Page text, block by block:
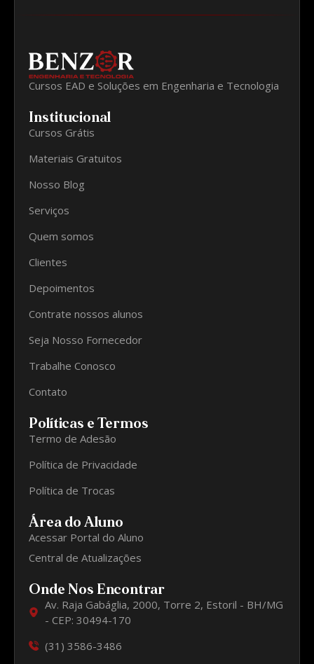
Cursos EAD e Soluções em Engenharia e Tecnologia
Institucional
Cursos Grátis
Materiais Gratuitos
Nosso Blog
Serviços
Quem somos
Clientes
Depoimentos
Contrate nossos alunos
Seja Nosso Fornecedor
Trabalhe Conosco
Contato
Políticas e Termos
Termo de Adesão
Política de Privacidade
Política de Trocas
Área do Aluno
Acessar Portal do Aluno
Central de Atualizações
Onde Nos Encontrar
Av. Raja Gabáglia, 2000, Torre 2, Estoril - BH/MG
- CEP: 30494-170
(31) 3586-3486